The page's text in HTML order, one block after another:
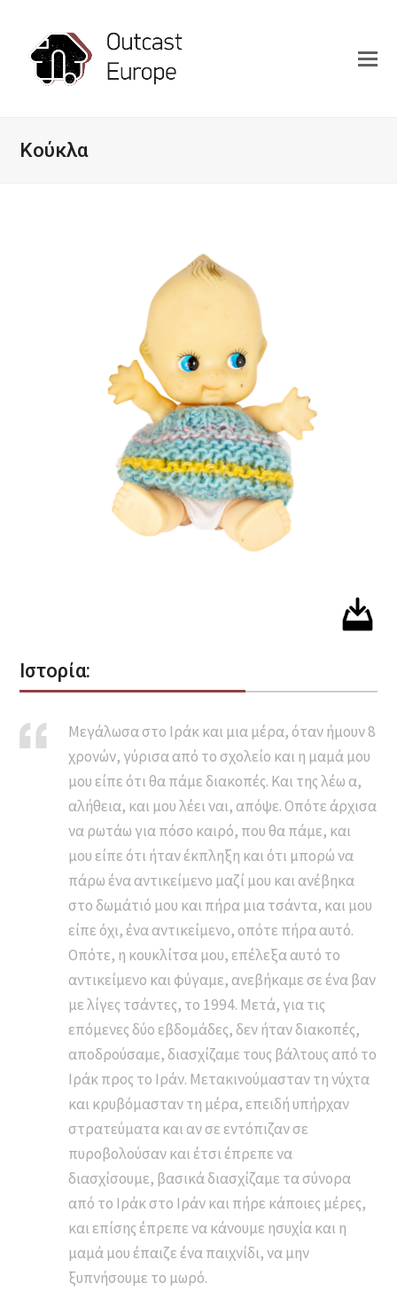
Κούκλα
Ιστορία:
Μεγάλωσα στο Ιράκ και μια μέρα, όταν ήμουν 8
χρονών, γύρισα από το σχολείο και η μαμά μου
μου είπε ότι θα πάμε διακοπές. Και της λέω α,
αλήθεια, και μου λέει ναι, απόψε. Οπότε άρχισα
να ρωτάω για πόσο καιρό, που θα πάμε, και
μου είπε ότι ήταν έκπληξη και ότι μπορώ να
πάρω ένα αντικείμενο μαζί μου και ανέβηκα
στο δωμάτιό μου και πήρα μια τσάντα, και μου
είπε όχι, ένα αντικείμενο, οπότε πήρα αυτό.
Οπότε, η κουκλίτσα μου, επέλεξα αυτό το
αντικείμενο και φύγαμε, ανεβήκαμε σε ένα βαν
με λίγες τσάντες, το 1994. Μετά, για τις
επόμενες δύο εβδομάδες, δεν ήταν διακοπές,
αποδρούσαμε, διασχίζαμε τους βάλτους από το
Ιράκ προς το Ιράν. Μετακινούμασταν τη νύχτα
και κρυβόμασταν τη μέρα, επειδή υπήρχαν
στρατεύματα και αν σε εντόπιζαν σε
πυροβολούσαν και έτσι έπρεπε να
διασχίσουμε, βασικά διασχίζαμε τα σύνορα
από το Ιράκ στο Ιράν και πήρε κάποιες μέρες,
και επίσης έπρεπε να κάνουμε ησυχία και η
μαμά μου έπαιζε ένα παιχνίδι, να μην
ξυπνήσουμε το μωρό.